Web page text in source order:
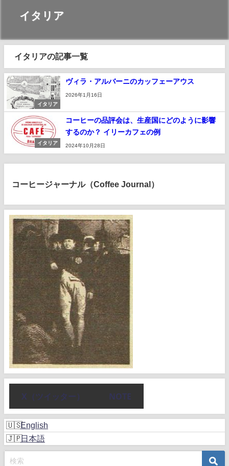
イタリア
イタリアの記事一覧
イタリア
ヴィラ・アルバーニのカッフェーアウス
2026年1月16日
イタリア
コーヒーの品評会は、生産国にどのように影響
するのか？ イリーカフェの例
2024年10月28日
コーヒージャーナル（Coffee Journal）
X（ツイッター） NOTE
English
日本語